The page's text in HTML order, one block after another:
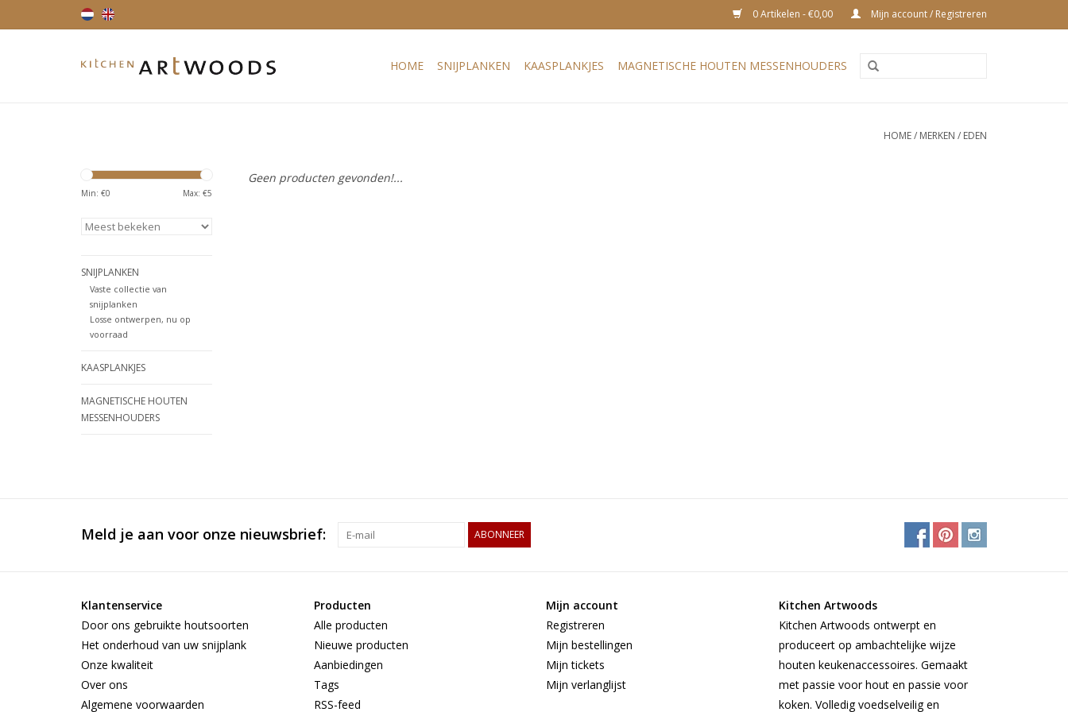
0 Artikelen - €0,00 Mijn account / Registreren
HOME SNIJPLANKEN KAASPLANKJES MAGNETISCHE HOUTEN MESSENHOUDERS
HOME/ MERKEN / EDEN
Min: €0 Max: €5
SNIJPLANKEN
Vaste collectie van
snijplanken
Losse ontwerpen, nu op
voorraad
KAASPLANKJES
MAGNETISCHE HOUTEN
MESSENHOUDERS
Geen producten gevonden!...
Meld je aan voor onze nieuwsbrief: ABONNEER
Klantenservice
Door ons gebruikte houtsoorten
Het onderhoud van uw snijplank
Onze kwaliteit
Over ons
Algemene voorwaarden
Producten
Alle producten
Nieuwe producten
Aanbiedingen
Tags
RSS-feed
Mijn account
Registreren
Mijn bestellingen
Mijn tickets
Mijn verlanglijst
Kitchen Artwoods
Kitchen Artwoods ontwerpt en
produceert op ambachtelijke wijze
houten keukenaccessoires. Gemaakt
met passie voor hout en passie voor
koken. Volledig voedselveilig en